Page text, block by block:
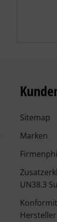
Sitemap
Marken
UN38.3
Hersteller